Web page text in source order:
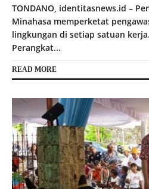
TONDANO, identitasnews.id –
Minahasa memperketat
lingkungan di setiap satuan
Perangkat...
READ MORE